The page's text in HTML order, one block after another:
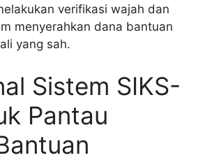
verifikasi wajah dan
menyerahkan dana bantuan
yang sah.
Sistem SIKS-
Pantau